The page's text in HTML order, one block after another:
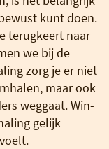
kunt doen.
terugkeert naar
we bij de
zorg je er niet
maar ook
weggaat. Win-
gelijk